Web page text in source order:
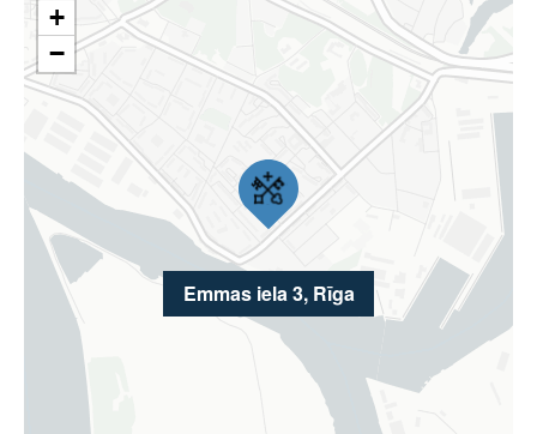
Emmas iela 3, Rīga
+
−